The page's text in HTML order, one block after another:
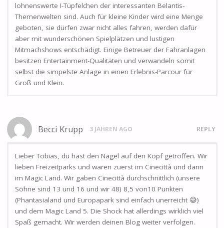
lohnenswerte I-Tüpfelchen der interessanten Belantis-
Themenwelten sind. Auch für kleine Kinder wird eine Menge
geboten, sie dürfen zwar nicht alles fahren, werden dafür
aber mit wunderschönen Spielplätzen und lustigen
Mitmachshows entschädigt. Einige Betreuer der Fahranlagen
besitzen Entertainment-Qualitäten und verwandeln somit
selbst die simpelste Anlage in einen Erlebnis-Parcour für
Groß und Klein.
Becci Krupp 3 JAHREN AGO REPLY
Lieber Tobias, du hast den Nagel auf den Kopf getroffen. Wir
lieben Freizeitparks und waren zuerst im Cinecittà und dann
im Magic Land. Wir gaben Cinecittà durchschnittlich (unsere
Söhne sind 13 und 16 und wir 48) 8,5 von10 Punkten
(Phantasialand und Europapark sind einfach unerreicht 😅)
und dem Magic Land 5. Die Shock hat allerdings wirklich viel
Spaß gemacht. Wir werden deinen Blog weiter verfolgen.